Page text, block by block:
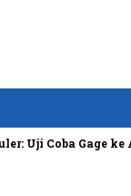
Coba Gage ke